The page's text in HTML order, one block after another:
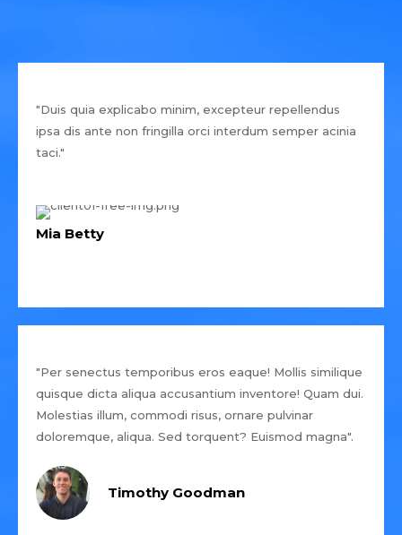
"Duis quia explicabo minim, excepteur repellendus
ipsa dis ante non fringilla orci interdum semper acinia
taci."
Mia Betty
"Per senectus temporibus eros eaque! Mollis similique
quisque dicta aliqua accusantium inventore! Quam dui.
Molestias illum, commodi risus, ornare pulvinar
doloremque, aliqua. Sed torquent? Euismod magna".
Timothy Goodman